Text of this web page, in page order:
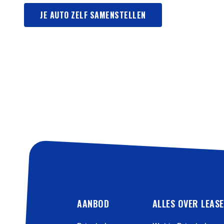
JE AUTO ZELF SAMENSTELLEN
AANBOD ALLES OVER